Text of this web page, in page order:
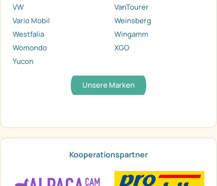
VW
VanTourer
Vario Mobil
Weinsberg
Westfalia
Wingamm
Womondo
XGO
Yucon
Unsere Marken
Kooperationspartner